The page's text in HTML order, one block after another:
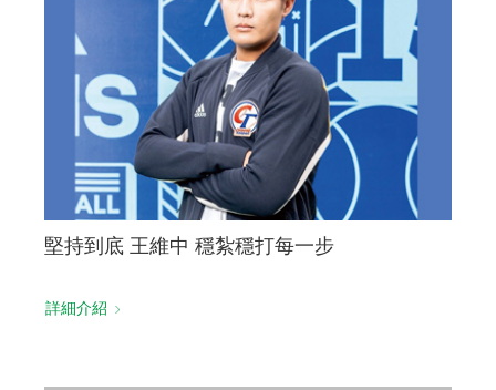
堅持到底 王維中 穩紮穩打每一步
詳細介紹